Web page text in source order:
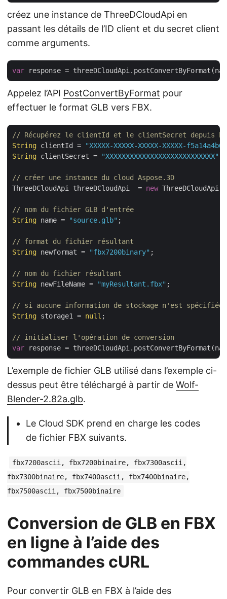
créez une instance de ThreeDCloudApi en
passant les détails de l’ID client et du secret client
comme arguments.
var response =
Appelez l’API PostConvertByFormat pour
effectuer le format GLB vers FBX.
// Récupérez le clientId et le clientSecret depuis
String clientId =
"XXXXX-XXXXX-XXXXX-XXXXX-
String clientSecret = "XXXXXXXXXXXXXXXXXXXXXXXXXXX"
// créer une instance du cloud Aspose.3D
ThreeDCloudApi threeDCloudApi  = new ThreeDCloudApi(
// nom du fichier GLB d'entrée
String name = "source.glb" ;
// format du fichier résultant
String newformat = "fbx7200binary" ;
// nom du fichier résultant
String newFileName = "myResultant.fbx" ;
// si aucune information de stockage n'est
String storage1 = null ;
// initialiser l'opération de conversion
var response =
L’exemple de fichier GLB utilisé dans l’exemple ci-
dessus peut être téléchargé à partir de Wolf-
Blender-2.82a.glb.
Le Cloud SDK prend en charge les codes
de fichier FBX suivants.
fbx7200ascii, fbx7200binaire, fbx7300ascii,
fbx7300binaire, fbx7400ascii, fbx7400binaire,
fbx7500ascii, fbx7500binaire
Conversion de GLB en FBX
en ligne à l’aide des
commandes cURL
Pour convertir GLB en FBX à l’aide des